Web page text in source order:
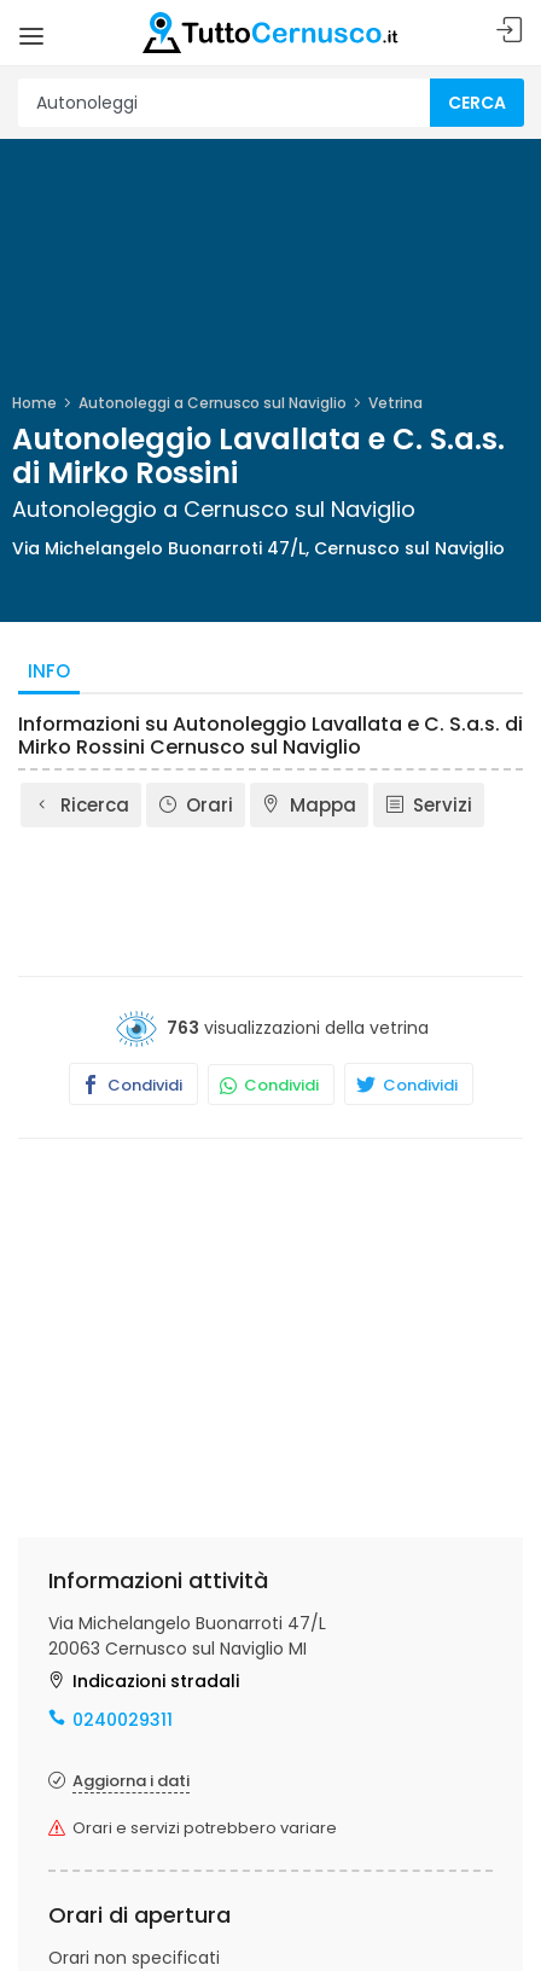
CERCA
Home Autonoleggi a Cernusco sul Naviglio Vetrina
Autonoleggio Lavallata e C. S.a.s.
di Mirko Rossini
Autonoleggio a Cernusco sul Naviglio
Via Michelangelo Buonarroti 47/L, Cernusco sul Naviglio
INFO
Informazioni su Autonoleggio Lavallata e C. S.a.s. di
Mirko Rossini Cernusco sul Naviglio
Ricerca Orari Mappa Servizi
763 visualizzazioni della vetrina
Condividi Condividi Condividi
Informazioni attività
Via Michelangelo Buonarroti 47/L
20063 Cernusco sul Naviglio MI
Indicazioni stradali
0240029311
Aggiorna i dati
Orari e servizi potrebbero variare
Orari di apertura
Orari non specificati